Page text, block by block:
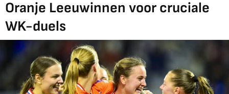
Oranje Leeuwinnen voor cruciale
WK-duels